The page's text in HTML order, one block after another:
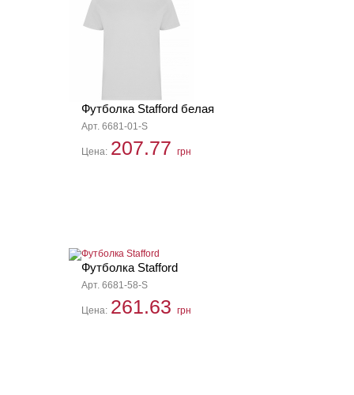
Футболка Stafford белая
Арт. 6681-01-S
Цена: 207.77 грн
Футболка Stafford
Арт. 6681-58-S
Цена: 261.63 грн